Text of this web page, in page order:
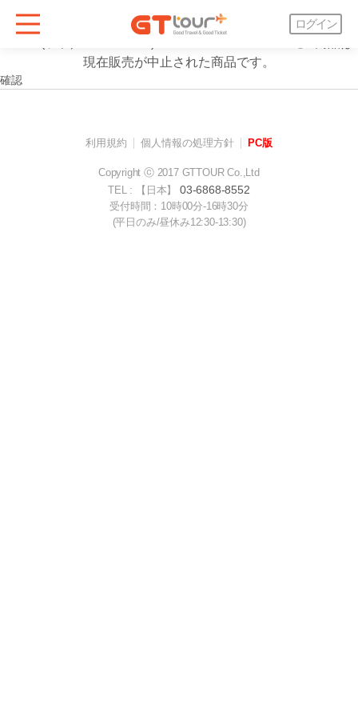
ログイン
案内
現在販売が中止された商品です。
確認
利用規約 個人情報の処理方針 PC版
Copyright ⓒ 2017 GTTOUR Co.,Ltd
TEL : 【日本】03-6868-8552
受付時間：10時00分-16時30分
(平日のみ/昼休み12:30-13:30)